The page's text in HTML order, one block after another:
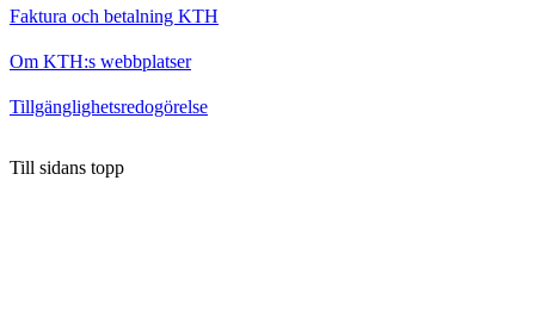
Faktura och betalning KTH
Om KTH:s webbplatser
Tillgänglighetsredogörelse
Till sidans topp